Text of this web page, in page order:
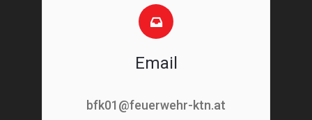
Email
bfk01@feuerwehr-ktn.at